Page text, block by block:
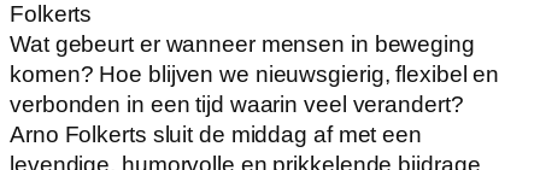
Folkerts
Wat gebeurt er wanneer mensen in beweging
komen? Hoe blijven we nieuwsgierig, flexibel en
verbonden in een tijd waarin veel verandert?
Arno Folkerts sluit de middag af met een
levendige, humorvolle en prikkelende bijdrage